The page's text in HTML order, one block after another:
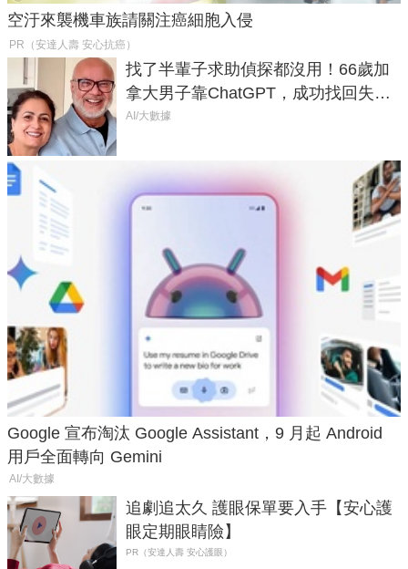
空汙來襲機車族請關注癌細胞入侵
PR（安達人壽 安心抗癌）
找了半輩子求助偵探都沒用！66歲加
拿大男子靠ChatGPT，成功找回失散
50年家人
AI/大數據
Google 宣布淘汰 Google Assistant，9 月起 Android
用戶全面轉向 Gemini
AI/大數據
追劇追太久 護眼保單要入手【安心護
眼定期眼睛險】
PR（安達人壽 安心護眼）